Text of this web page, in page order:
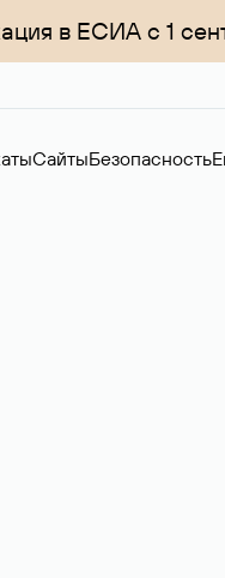
в ЕСИА с 1
СайтыБезопасность